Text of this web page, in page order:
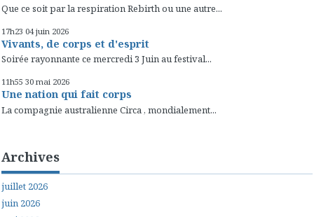
Que ce soit par la respiration Rebirth ou une autre...
17h23 04 juin 2026
Vivants, de corps et d'esprit
Soirée rayonnante ce mercredi 3 Juin au festival...
11h55 30 mai 2026
Une nation qui fait corps
La compagnie australienne Circa , mondialement...
Archives
juillet 2026
juin 2026